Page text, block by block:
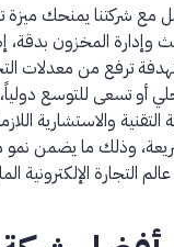
مع شركتنا يمنحك
المخزون بدقة،
ترفع من معدلات
والاستشارية
وذلك ما يضمن نمو
التجارة الإلكترونية